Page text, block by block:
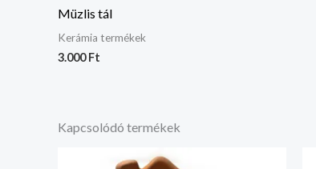
Müzlis tál
Kerámia termékek
3.000Ft
Kapcsolódó termékek